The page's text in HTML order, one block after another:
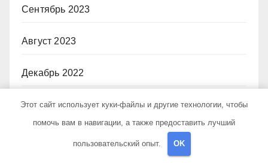
Сентябрь 2023
Август 2023
Декабрь 2022
Июнь 2020
Этот сайт использует куки-файлы и другие технологии, чтобы
помочь вам в навигации, а также предоставить лучший
пользовательский опыт. OK